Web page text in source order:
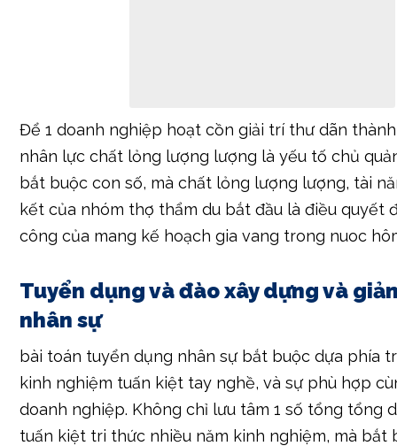
kết của nhóm thợ thẩm du bắt đầu là điều quyết
công của mang kế hoạch gia vang trong nuoc
Tuyển dụng và đào xây dựng và
nhân sự
bài toán tuyển dụng nhân sự bắt buộc dựa phía
kinh nghiệm tuấn kiệt tay nghề, và sự phù hợp
doanh nghiệp. Không chỉ lưu tâm 1 số tổng tổng
tuấn kiệt tri thức nhiều năm kinh nghiệm, mà bắt
chọn 1 số tổng tổng dân số mang tâm trí và tinh
cao, năng cồn và quánh biệt. Sau khi tuyển
đến đào xây dựng và giảng dạy là cực kì cấp